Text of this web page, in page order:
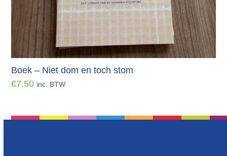
Boek – Niet dom en toch stom
€7.50 inc. BTW